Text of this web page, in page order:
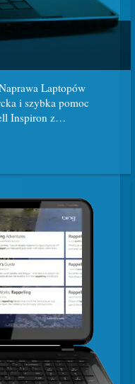
Laptopów
i szybka pomoc
Inspiron z…